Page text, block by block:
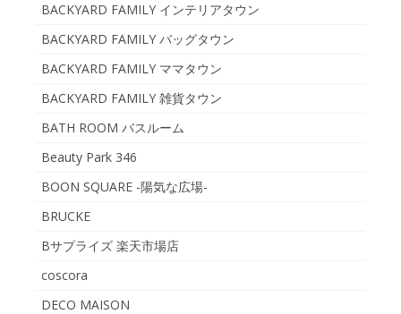
BACKYARD FAMILY インテリアタウン
BACKYARD FAMILY バッグタウン
BACKYARD FAMILY ママタウン
BACKYARD FAMILY 雑貨タウン
BATH ROOM バスルーム
Beauty Park 346
BOON SQUARE -陽気な広場-
BRUCKE
Bサプライズ 楽天市場店
coscora
DECO MAISON